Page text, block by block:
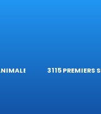
3115 PREMIERS